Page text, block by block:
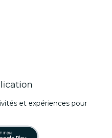
et expériences pour